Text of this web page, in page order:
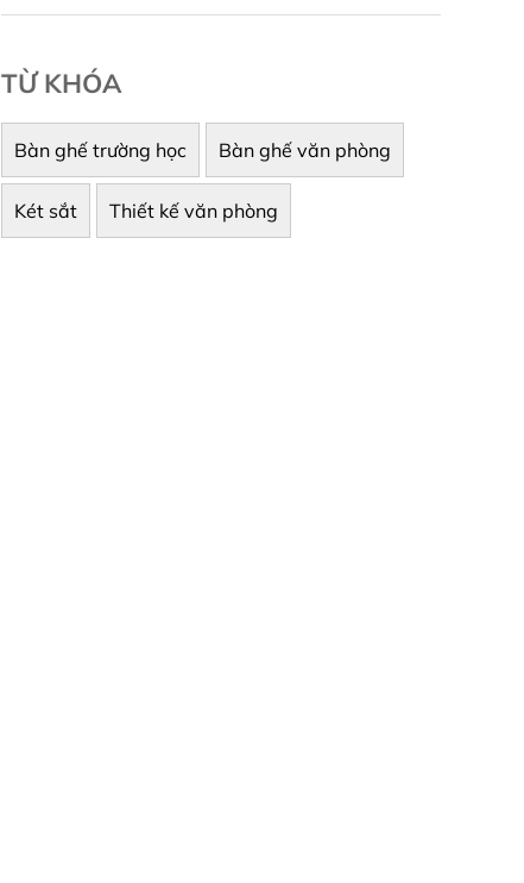
TỪ KHÓA
Bàn ghế trường học Bàn ghế văn phòng
Két sắt Thiết kế văn phòng